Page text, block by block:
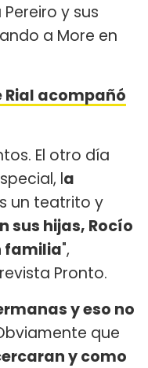
y sus
a More en
Rial acompañó
El otro día
la
un teatrito y
sus hijas, Rocío
familia",
Pronto.
y eso no
que
y como